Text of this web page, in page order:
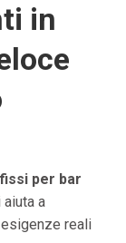
in
per bar
a
reali